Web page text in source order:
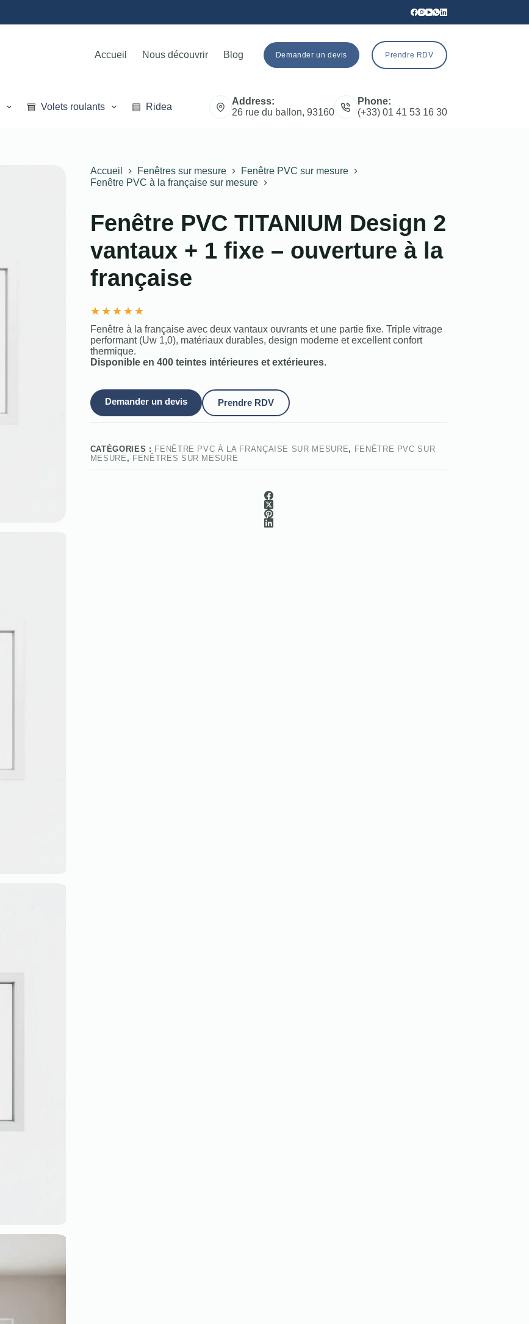
Accueil Nous découvrir Blog Demander un devis Prendre RDV
Volets roulants Rideaux métalliques
Address:
26 rue du ballon, 93160
Phone:
(+33) 01 41 53 16 30
Accueil Fenêtres sur mesure
Fenêtre PVC sur mesure
Fenêtre PVC à la française sur mesure
Fenêtre PVC TITANIUM Design 2
vantaux + 1 fixe – ouverture à la
française
★ ★ ★ ★ ★
Fenêtre à la française avec deux vantaux ouvrants et une partie fixe. Triple vitrage
performant (Uw 1,0), matériaux durables, design moderne et excellent confort
thermique.
Disponible en 400 teintes intérieures et extérieures.
Demander un devis Prendre RDV
CATÉGORIES : FENÊTRE PVC À LA FRANÇAISE SUR MESURE, FENÊTRE PVC SUR
MESURE , FENÊTRES SUR MESURE